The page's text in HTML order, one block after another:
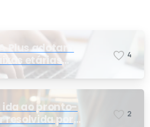
Plus adotam
etárias
ANS e do STF
4
ida ao pronto-
por
2